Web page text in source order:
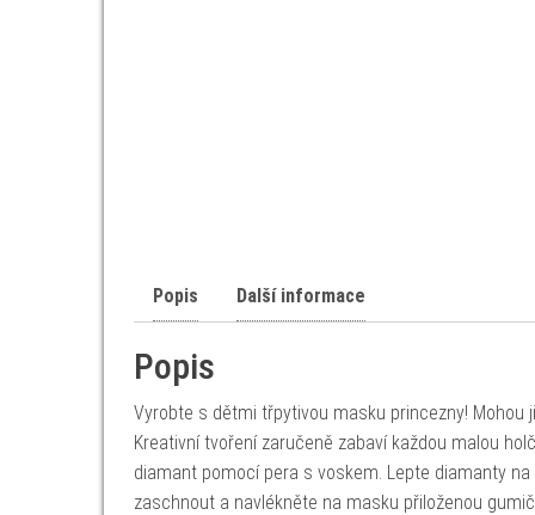
Popis Další informace
Popis
Vyrobte s dětmi třpytivou masku princezny!
Kreativní tvoření zaručeně zabaví každou malou
diamant pomocí pera s voskem. Lepte diamanty
zaschnout a navlékněte na masku přiloženou